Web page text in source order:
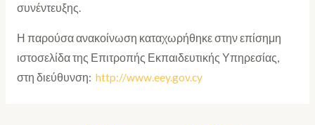
συνέντευξης.
Η παρούσα ανακοίνωση καταχωρήθηκε στην επίσημη
ιστοσελίδα της Επιτροπής Εκπαιδευτικής Υπηρεσίας,
στη διεύθυνση: http://www.eey.gov.cy